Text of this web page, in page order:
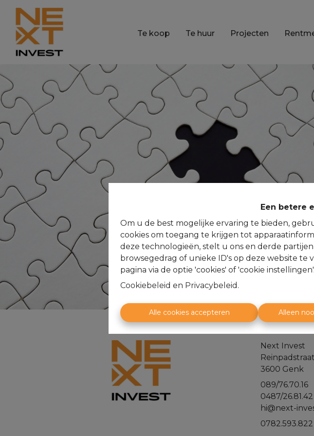
Een betere
Om u de best mogelijke ervaring te bieden,
cookies om toegang te krijgen tot
deze technologieën, stelt u ons en derde
browsegedrag of unieke ID's op deze website
pagina via de optie 'cookies' of 'cookie instellingen'.
Cookiebeleid en Privacybeleid .
Alle cookies accepteren Alleen
Te koop Te huur Projecten
Next Invest
3600 Genk
089/76.70.16
0487/26.81.42
hi@next-
0782.593.822